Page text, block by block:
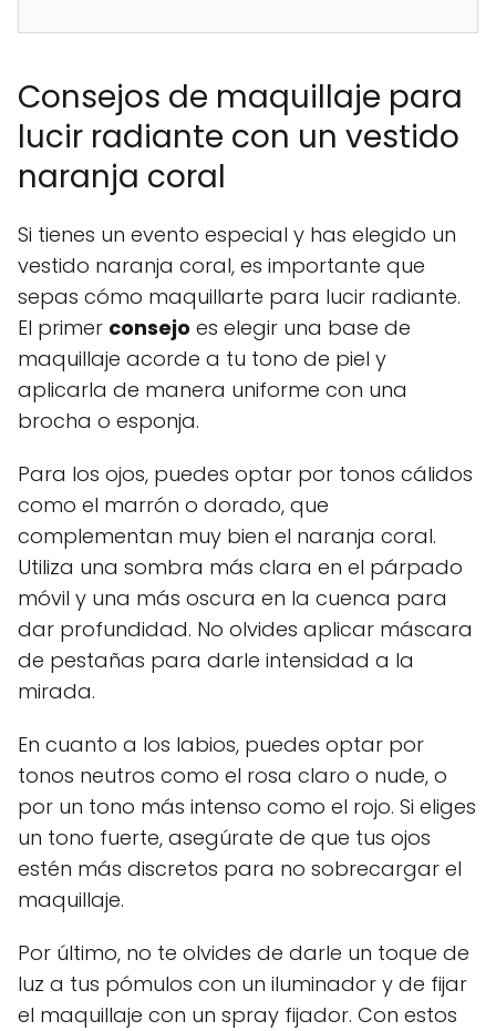
Consejos de maquillaje para
lucir radiante con un vestido
naranja coral
Si tienes un evento especial y has elegido un
vestido naranja coral, es importante que
sepas cómo maquillarte para lucir radiante.
El primer consejo es elegir una base de
maquillaje acorde a tu tono de piel y
aplicarla de manera uniforme con una
brocha o esponja.
Para los ojos, puedes optar por tonos cálidos
como el marrón o dorado, que
complementan muy bien el naranja coral.
Utiliza una sombra más clara en el párpado
móvil y una más oscura en la cuenca para
dar profundidad. No olvides aplicar máscara
de pestañas para darle intensidad a la
mirada.
En cuanto a los labios, puedes optar por
tonos neutros como el rosa claro o nude, o
por un tono más intenso como el rojo. Si eliges
un tono fuerte, asegúrate de que tus ojos
estén más discretos para no sobrecargar el
maquillaje.
Por último, no te olvides de darle un toque de
luz a tus pómulos con un iluminador y de fijar
el maquillaje con un spray fijador. Con estos